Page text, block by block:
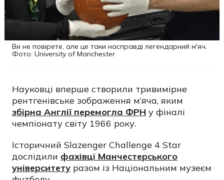
Ви не повірете, але це таки насправді легендарний м'яч.
Фото: University of Manchester
Науковці вперше створили тривимірне
рентгенівське зображення м’яча, яким
збірна Англії перемогла ФРН у фіналі
чемпіонату світу 1966 року.
Історичний Slazenger Challenge 4 Star
дослідили фахівці Манчестерського
університету разом із Національним музеєм